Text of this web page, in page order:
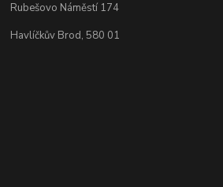
Rubešovo Náměstí 174
Havlíčkův Brod, 580 01